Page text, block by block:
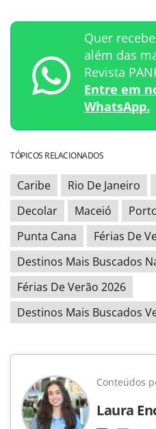
Quer
além das
Revista
Entre em
WhatsApp.
TÓPICOS RELACIONADOS
Caribe Rio De Janeiro
Decolar
Maceió
Punta Cana
Férias De
Destinos Mais Buscados
Férias De Verão 2026
Destinos Mais Buscados
Conteúdos
Laura